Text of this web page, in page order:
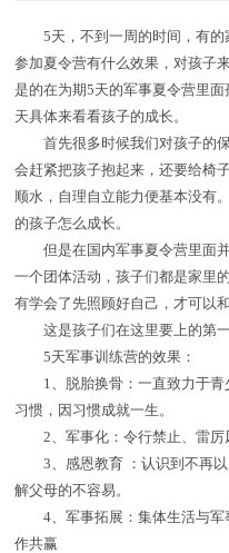
5天，不到一周的时间，有的
参加夏令营有什么效果，对孩子
是的在为期5天的军事夏令营里
天具体来看看孩子的成长。
首先很多时候我们对孩子的保
会赶紧把孩子抱起来，还要给椅
顺水，自理自立能力便基本没有
的孩子怎么成长。
但是在国内军事夏令营里面并
一个团体活动，孩子们都是家里
有学会了先照顾好自己，才可以
这是孩子们在这里要上的第一
5天军事训练营的效果：
1、脱胎换骨：一直致力于青
习惯，因习惯成就一生。
2、军事化：令行禁止、雷厉
3、感恩教育 ：认识到不再以
解父母的不容易。
4、军事拓展：集体生活与军
作共赢